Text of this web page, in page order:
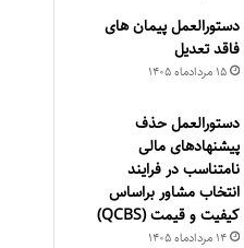
دستورالعمل پیمان های
فاقد تعدیل
۱۵ مرداد‌ماه ۱۴۰۵
دستورالعمل حذف
پيشنهادهای مالی
نامتناسب در فرايند
انتخاب مشاور براساس
كيفيت و قيمت (QCBS)
۱۴ مرداد‌ماه ۱۴۰۵